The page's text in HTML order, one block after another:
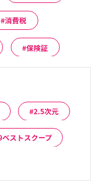
消費税
保険証
2.5次元
ストスクープ